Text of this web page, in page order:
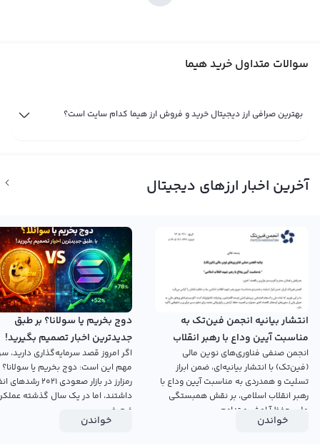
سوالات متداول خرید هیما
بهترین صرافی ارز دیجیتال خرید و فروش ارز هیما کدام سایت است؟
آخرین اخبار ارزهای دیجیتال
انتشار بیانیه انجمن فین‌تک به
مناسبت آیین وداع با رهبر انقلاب
اسلامی
انجمن صنفی فناوری‌های نوین مالی
(فین‌تک) با انتشار بیانیه‌ای، ضمن ابراز
تسلیت و همدردی به مناسبت آیین وداع با
رهبر انقلاب اسلامی، بر نقش همبستگی
ملی، حفظ آرامش و تداوم...
خواندن
دوج بخریم یا سولانا؟ بر طبق
جدیدترین اخبار تصمیم بگیرید!
اگر امروز قصد سرمایه‌گذاری دارید،
مهم این است: دوج بخریم یا
رمزارز در بازار صعودی ۲۰۲۱
داشتند، اما در یک سال گذشته
ضعیفی...
خواندن